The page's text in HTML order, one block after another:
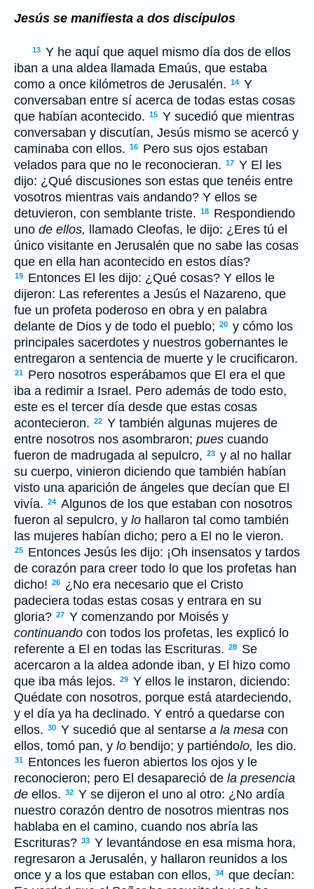
Jesús se manifiesta a dos discípulos
13 Y he aquí que aquel mismo día dos de ellos
iban a una aldea llamada Emaús, que estaba
como a once kilómetros de Jerusalén. 14 Y
conversaban entre sí acerca de todas estas cosas
que habían acontecido. 15 Y sucedió que mientras
conversaban y discutían, Jesús mismo se acercó y
caminaba con ellos. 16
Pero sus ojos estaban
velados para que no le reconocieran. 17 Y El les
dijo: ¿Qué discusiones son estas que tenéis entre
vosotros mientras vais andando? Y ellos se
detuvieron, con semblante triste. 18
Respondiendo
uno de ellos, llamado Cleofas, le dijo: ¿Eres tú el
único visitante en Jerusalén que no sabe las cosas
que en ella han acontecido en estos días?
19
Entonces El les dijo: ¿Qué cosas? Y ellos le
dijeron: Las referentes a Jesús el Nazareno, que
fue un profeta poderoso en obra y en palabra
delante de Dios y de todo el pueblo; 20 y cómo los
principales sacerdotes y nuestros gobernantes le
entregaron a sentencia de muerte y le crucificaron.
21
Pero nosotros esperábamos que El era el que
iba a redimir a Israel. Pero además de todo esto,
este es el tercer día desde que estas cosas
acontecieron. 22 Y también algunas mujeres de
entre nosotros nos asombraron; pues cuando
fueron de madrugada al sepulcro, 23 y al no hallar
su cuerpo, vinieron diciendo que también habían
visto una aparición de ángeles que decían que El
vivía. 24 Algunos de los que estaban con nosotros
fueron al sepulcro, y lo hallaron tal como también
las mujeres habían dicho; pero a El no le vieron.
25
Entonces Jesús les dijo: ¡Oh insensatos y tardos
de corazón para creer todo lo que los profetas han
dicho! 26
¿No era necesario que el Cristo
padeciera todas estas cosas y entrara en su
gloria? 27 Y comenzando por Moisés y
continuando con todos los profetas, les explicó lo
referente a El en todas las Escrituras. 28
Se
acercaron a la aldea adonde iban, y El hizo como
que iba más lejos. 29 Y ellos le instaron, diciendo:
Quédate con nosotros, porque está atardeciendo,
y el día ya ha declinado. Y entró a quedarse con
ellos. 30 Y sucedió que al sentarse a la mesa con
ellos, tomó pan, y lo bendijo; y partiéndolo, les dio.
31
Entonces les fueron abiertos los ojos y le
reconocieron; pero El desapareció de la presencia
de ellos. 32 Y se dijeron el uno al otro: ¿No ardía
nuestro corazón dentro de nosotros mientras nos
hablaba en el camino, cuando nos abría las
Escrituras? 33 Y levantándose en esa misma hora,
regresaron a Jerusalén, y hallaron reunidos a los
once y a los que estaban con ellos, 34 que decían: